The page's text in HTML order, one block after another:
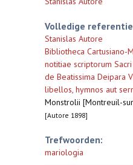
Volledige
Stanislas Autore
Bibliotheca Cartusiano-
notitiae scriptorum
de Beatissima Deipara
libellos, hymnos aut
Monstrolii [Montreuil-
[Autore 1898]
Trefwoorden:
mariologia